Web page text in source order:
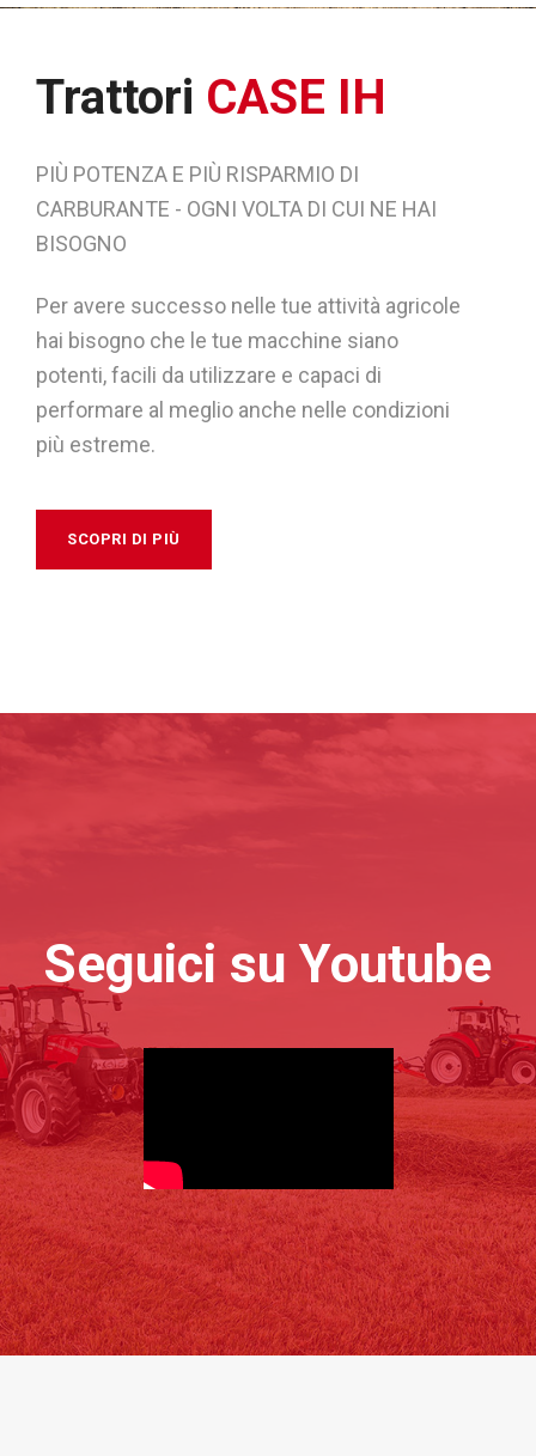
Trattori CASE IH
PIÙ POTENZA E PIÙ RISPARMIO DI
CARBURANTE - OGNI VOLTA DI CUI NE HAI
BISOGNO
Per avere successo nelle tue attività agricole
hai bisogno che le tue macchine siano
potenti, facili da utilizzare e capaci di
performare al meglio anche nelle condizioni
più estreme.
SCOPRI DI PIÙ
Seguici su Youtube